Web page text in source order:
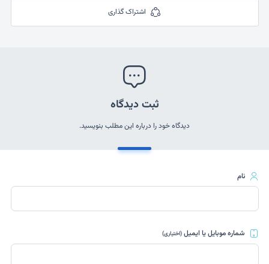
اشتراک گذاری
ثبت دیدگاه
دیدگاه خود را درباره این مطلب بنویسید.
نام
شماره موبایل یا ایمیل(اختیاری)